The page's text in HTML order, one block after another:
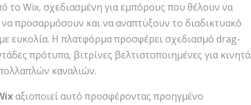
το Wix, σχεδιασμένη για εμπόρους που θέλουν να
προσαρμόσουν και να αναπτύξουν το διαδικτυακό
ευκολία. Η πλατφόρμα προσφέρει σχεδιασμό drag-
πρότυπα, βιτρίνες βελτιστοποιημένες για κινητά
καναλιών.
αξιοποιεί αυτό προσφέροντας προηγμένο